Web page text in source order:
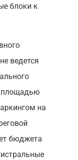
блоки к
ведется
площадью
на
бюджета